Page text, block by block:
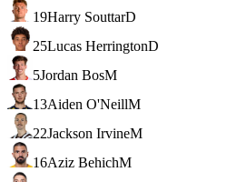
19Harry SouttarD
25Lucas HerringtonD
5Jordan BosM
13Aiden O'NeillM
22Jackson IrvineM
16Aziz BehichM